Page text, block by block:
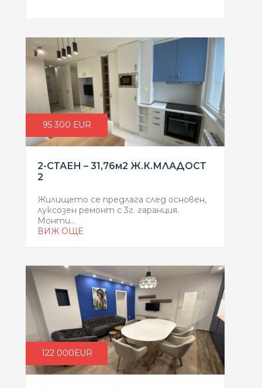
95 300 ЕUR
2-СТАЕН – 31,76м2 Ж.К.МЛАДОСТ
2
Жилището се предлага след основен,
луксозен ремонт с 3г. гаранция.
Монти...
ВИЖ ОЩЕ
122 000ЕUR